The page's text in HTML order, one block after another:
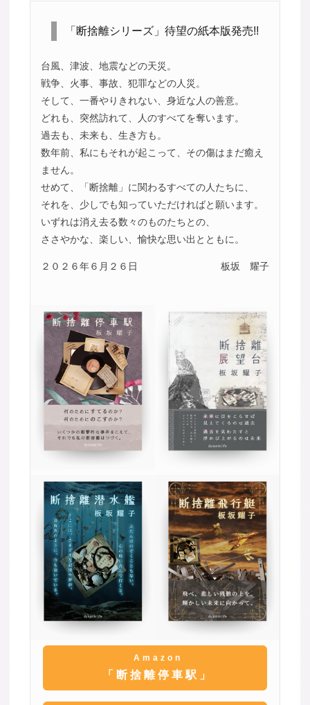
「断捨離シリーズ」待望の紙本版発売!!
台風、津波、地震などの天災。
戦争、火事、事故、犯罪などの人災。
そして、一番やりきれない、身近な人の善意。
どれも、突然訪れて、人のすべてを奪います。
過去も、未来も、生き方も。
数年前、私にもそれが起こって、その傷はまだ癒え
ません。
せめて、「断捨離」に関わるすべての人たちに、
それを、少しでも知っていただければと願います。
いずれは消え去る数々のものたちとの、
ささやかな、楽しい、愉快な思い出とともに。
２０２６年６月２６日 板坂 耀子
Amazon
「断捨離停車駅」